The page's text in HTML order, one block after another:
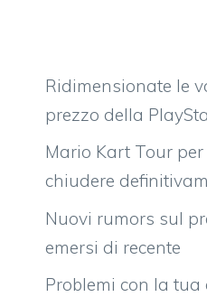
Ridimensionate le
prezzo della
Mario Kart Tour per
chiudere
Nuovi rumors sul
emersi di recente
Problemi con la tua